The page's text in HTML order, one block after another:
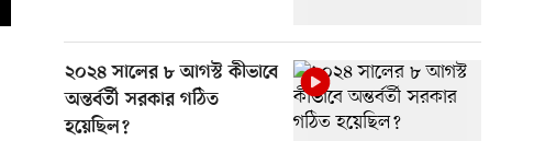
২০২৪ সালের ৮ আগস্ট কীভাবে
অন্তর্বর্তী সরকার গঠিত
হয়েছিল?